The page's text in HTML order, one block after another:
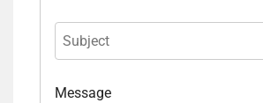
Message